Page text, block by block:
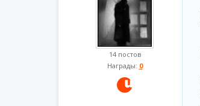
14 постов
Награды: 0